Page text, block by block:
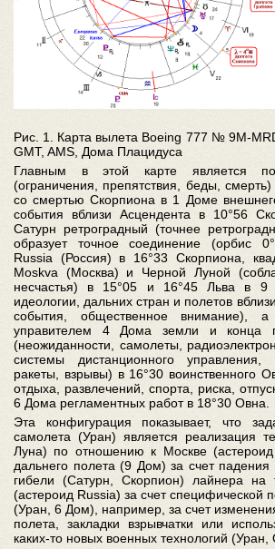
Рис. 1. Карта вылета Boeing 777 № 9M-
GMT, AMS, Дома Плацидуса
Главным в этой карте является
(ограничения, препятствия, беды, смерть)
со смертью Скорпиона в 1 Доме
события вблизи Асцендента в 10°56
Сатурн ретроградный (точнее
образует точное соединение (орбис
Russia (Россия) в 16°33 Скорпиона,
Moskva (Москва) и Черной Луной
несчастья) в 15°05 и 16°45 Льва в 9
идеологии, дальних стран и полетов
события, общественное внимание),
управителем 4 Дома земли и конца
(неожиданности, самолеты,
системы дистанционного управления,
ракеты, взрывы) в 16°30 воинственного
отдыха, развлечений, спорта, риска,
6 Дома регламентных работ в 18°30 Овна.
Эта конфигурация показывает, что
самолета (Уран) является реализация
Луна) по отношению к Москве
дальнего полета (9 Дом) за счет
гибели (Сатурн, Скорпион) лайнера на
(астероид Russia) за счет специфической
(Уран, 6 Дом), например, за счет
полета, закладки взрывчатки или
каких-то новых военных технологий (Уран,